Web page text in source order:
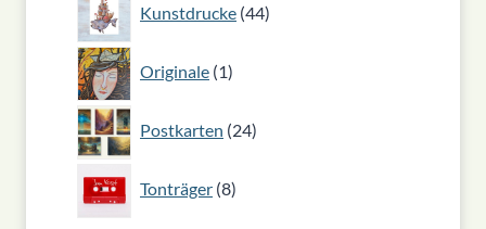
Kunstdrucke 44
Produkte
Originale 1
Produkt
Postkarten 24
Produkte
Tonträger 8
Produkte